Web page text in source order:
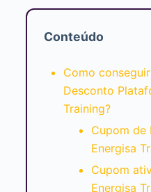
Conteúdo
Como
Desconto
Training?
Cupom de
Energisa
Cupom
Energisa